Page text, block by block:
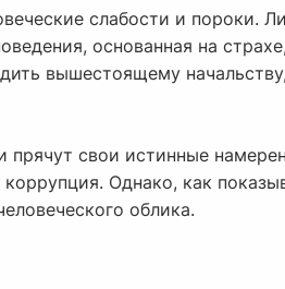
слабости и пороки.
основанная на
вышестоящему
свои истинные
Однако, как
облика.